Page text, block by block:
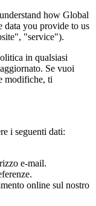
how Global
data you provide to us
"service").
in qualsiasi
Se vuoi
modifiche, ti
i seguenti dati:
e-mail.
online sul nostro